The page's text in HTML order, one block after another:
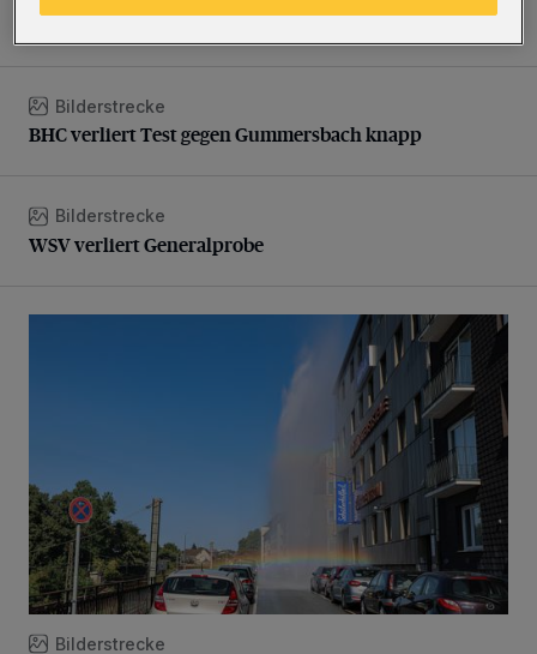
Sommer in der Elberfelder City
BHC verliert Test gegen Gummersbach knapp
Bilderstrecke
BHC verliert Test gegen Gummersbach knapp
WSV verliert Generalprobe
Bilderstrecke
WSV verliert Generalprobe
Bilderstrecke